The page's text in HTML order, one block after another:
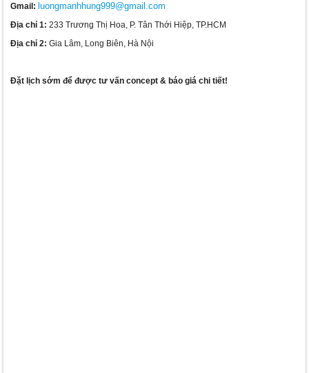
Gmail: luongmanhhung999@gmail.com
Địa chỉ 1: 233 Trương Thị Hoa, P. Tân Thới Hiệp, TP.HCM
Địa chỉ 2: Gia Lâm, Long Biên, Hà Nội
Đặt lịch sớm để được tư vấn concept & báo giá chi tiết!